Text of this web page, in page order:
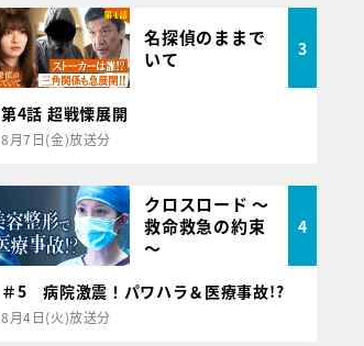
名探偵のままで
いて
3
第4話 超戦慄展開
8月7日(金)放送分
クロスロード ～
救命救急の約束
～
4
＃5 病院激震！パワハラ＆医療事故!?
8月4日(火)放送分